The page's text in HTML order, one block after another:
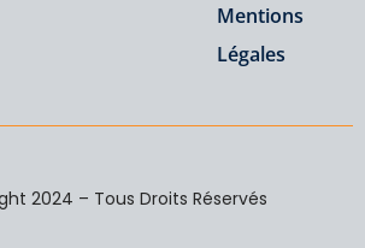
Mentions
Légales
2024 – Tous Droits Réservés